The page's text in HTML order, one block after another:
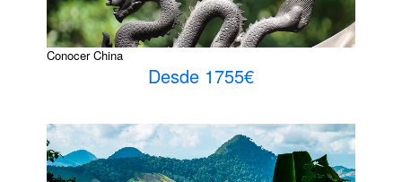
Conocer China
Desde 1755€